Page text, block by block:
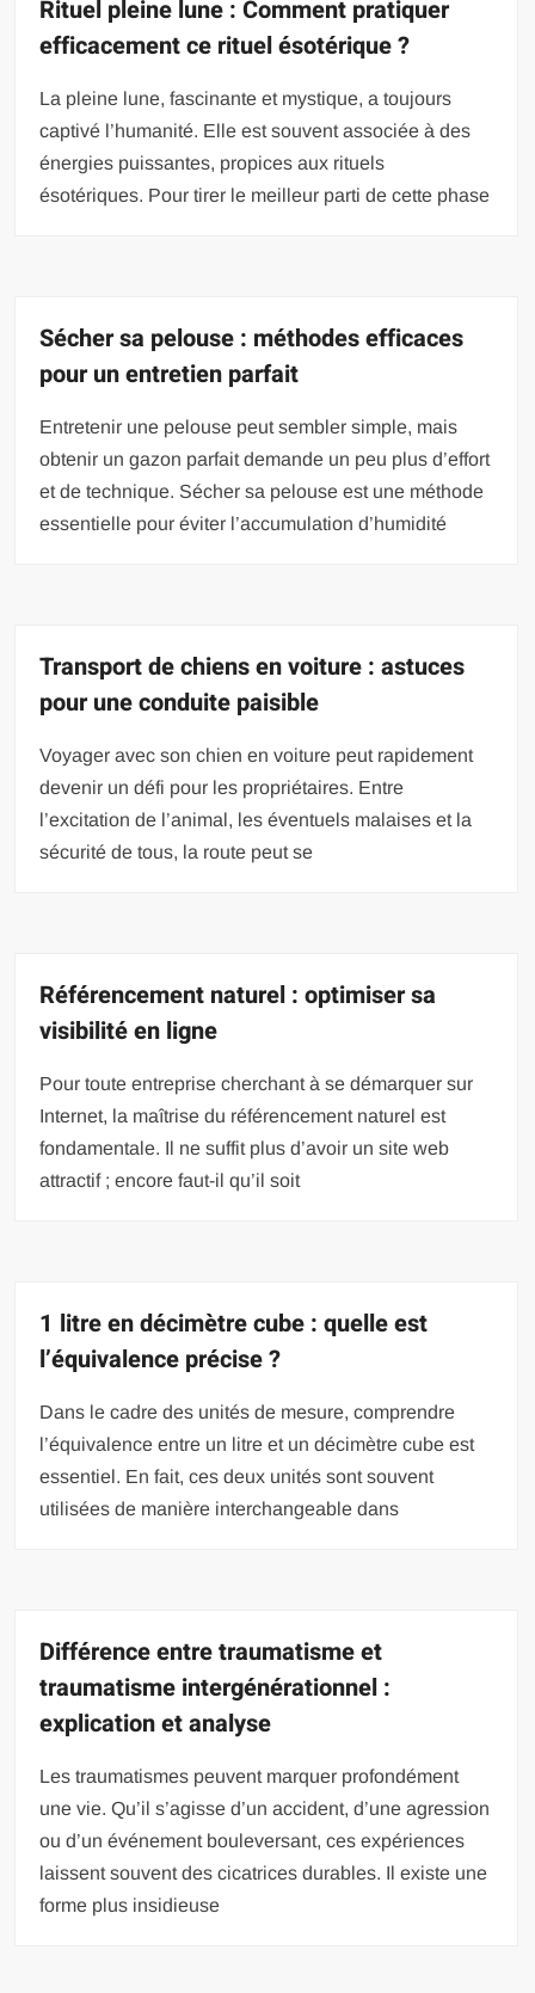
Rituel pleine lune : Comment pratiquer
efficacement ce rituel ésotérique ?
La pleine lune, fascinante et mystique, a toujours
captivé l’humanité. Elle est souvent associée à des
énergies puissantes, propices aux rituels
ésotériques. Pour tirer le meilleur parti de cette phase
Sécher sa pelouse : méthodes efficaces
pour un entretien parfait
Entretenir une pelouse peut sembler simple, mais
obtenir un gazon parfait demande un peu plus d’effort
et de technique. Sécher sa pelouse est une méthode
essentielle pour éviter l’accumulation d’humidité
Transport de chiens en voiture : astuces
pour une conduite paisible
Voyager avec son chien en voiture peut rapidement
devenir un défi pour les propriétaires. Entre
l’excitation de l’animal, les éventuels malaises et la
sécurité de tous, la route peut se
Référencement naturel : optimiser sa
visibilité en ligne
Pour toute entreprise cherchant à se démarquer sur
Internet, la maîtrise du référencement naturel est
fondamentale. Il ne suffit plus d’avoir un site web
attractif ; encore faut-il qu’il soit
1 litre en décimètre cube : quelle est
l’équivalence précise ?
Dans le cadre des unités de mesure, comprendre
l’équivalence entre un litre et un décimètre cube est
essentiel. En fait, ces deux unités sont souvent
utilisées de manière interchangeable dans
Différence entre traumatisme et
traumatisme intergénérationnel :
explication et analyse
Les traumatismes peuvent marquer profondément
une vie. Qu’il s’agisse d’un accident, d’une agression
ou d’un événement bouleversant, ces expériences
laissent souvent des cicatrices durables. Il existe une
forme plus insidieuse